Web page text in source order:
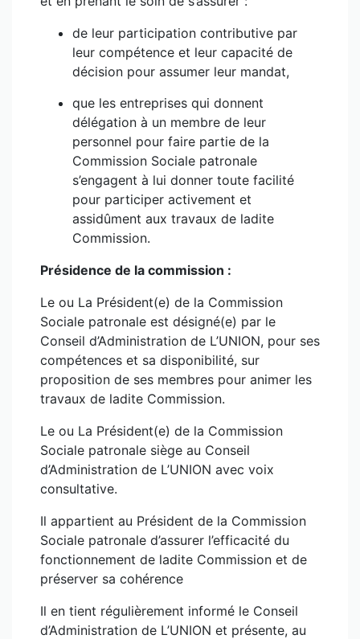
de leur participation contributive par
leur compétence et leur capacité de
décision pour assumer leur mandat,
que les entreprises qui donnent
délégation à un membre de leur
personnel pour faire partie de la
Commission Sociale patronale
s’engagent à lui donner toute facilité
pour participer activement et
assidûment aux travaux de ladite
Commission.
Présidence de la commission :
Le ou La Président(e) de la Commission
Sociale patronale est désigné(e) par le
Conseil d’Administration de L’UNION, pour ses
compétences et sa disponibilité, sur
proposition de ses membres pour animer les
travaux de ladite Commission.
Le ou La Président(e) de la Commission
Sociale patronale siège au Conseil
d’Administration de L’UNION avec voix
consultative.
Il appartient au Président de la Commission
Sociale patronale d’assurer l’efficacité du
fonctionnement de ladite Commission et de
préserver sa cohérence
Il en tient régulièrement informé le Conseil
d’Administration de L’UNION et présente, au